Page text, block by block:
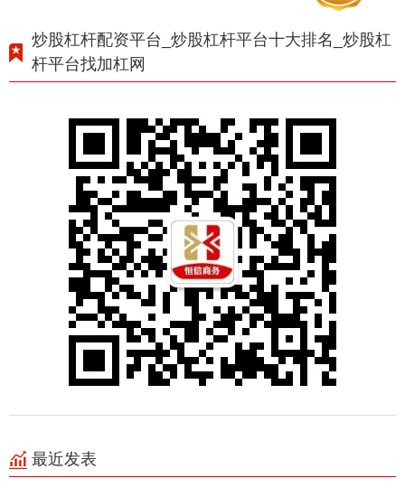
炒股杠杆配资平台_炒股杠杆平台十大排名_炒股杠
杆平台找加杠网
最近发表